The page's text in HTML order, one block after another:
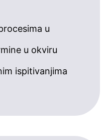
u
u okviru
ispitivanjima